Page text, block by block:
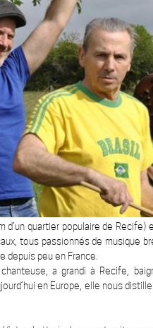
d’un quartier populaire de
tous passionnés de musique
depuis peu en France.
a grandi à Recife,
en Europe, elle nous